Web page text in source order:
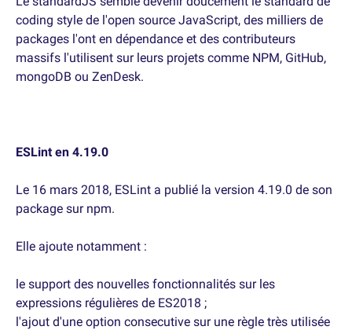
coding style de l'open source JavaScript, des milliers de
packages l'ont en dépendance et des contributeurs
massifs l'utilisent sur leurs projets comme NPM, GitHub,
mongoDB ou ZenDesk.
ESLint en 4.19.0
Le 16 mars 2018, ESLint a publié la version 4.19.0 de son
package sur npm.
Elle ajoute notamment :
le support des nouvelles fonctionnalités sur les
expressions régulières de ES2018 ;
l'ajout d'une option consecutive sur une règle très utilisée